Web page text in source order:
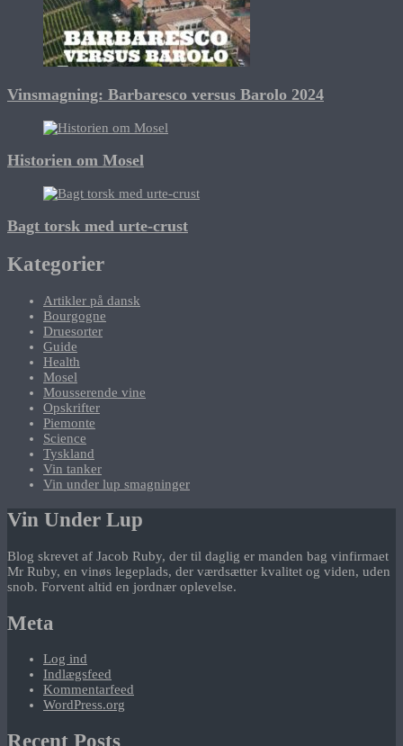
Vinsmagning: Barbaresco versus Barolo 2024
Historien om Mosel
Bagt torsk med urte-crust
Kategorier
Artikler på dansk
Bourgogne
Druesorter
Guide
Health
Mosel
Mousserende vine
Opskrifter
Piemonte
Science
Tyskland
Vin tanker
Vin under lup smagninger
Vin Under Lup
Blog skrevet af Jacob Ruby, der til daglig er manden bag vinfirmaet
Mr Ruby, en vinøs legeplads, der værdsætter kvalitet og viden, uden
snob. Forvent altid en jordnær oplevelse.
Meta
Log ind
Indlægsfeed
Kommentarfeed
WordPress.org
Recent Posts